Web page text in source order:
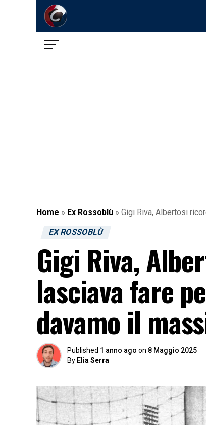
Home » Ex Rossoblù » Gigi Riva, Albertosi
EX ROSSOBLÙ
Gigi Riva,
lasciava fare
davamo il
Published 1 anno ago on 8 Maggio 2025
By Elia Serra